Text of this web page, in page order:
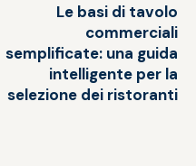
Le basi di tavolo
commerciali
semplificate: una guida
intelligente per la
selezione dei ristoranti